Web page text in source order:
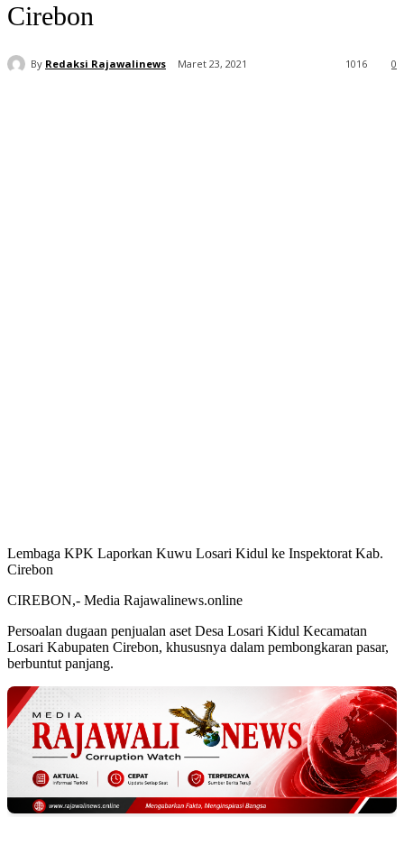
Cirebon
By Redaksi Rajawalinews Maret 23, 2021 0
1016
Lembaga KPK Laporkan Kuwu Losari Kidul ke Inspektorat Kab.
Cirebon
CIREBON,- Media Rajawalinews.online
Persoalan dugaan penjualan aset Desa Losari Kidul Kecamatan
Losari Kabupaten Cirebon, khususnya dalam pembongkaran pasar,
berbuntut panjang.